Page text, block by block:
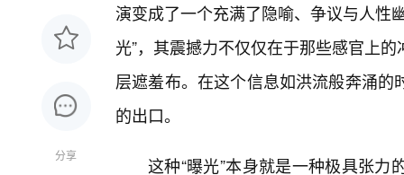
分享
演变成了一个充满了隐喻、争议与人性
光”，其震撼力不仅仅在于那些感官上
层遮羞布。在这个信息如洪流般奔涌
的出口。
这种“曝光”本身就是一种极具张